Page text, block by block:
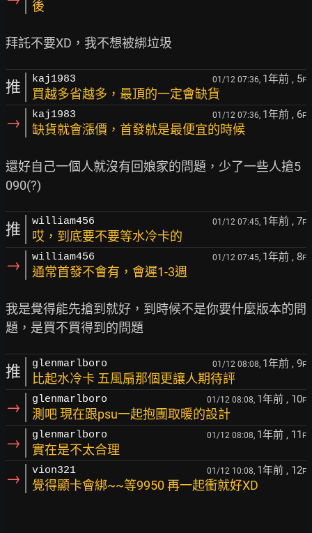
後
推 kaj1983 01/12 07:36, 1年前 , 5F
買越多省越多，最頂的一定會缺貨
→ kaj1983 01/12 07:36, 1年前 , 6F
缺貨就會漲價，首發就是最便宜的時候
還好自己一個人就沒有回娘家的問題，少了一些人搶5
推 william456 01/12 07:45, 1年前 , 7F
哎，到底要不要等水冷卡的
→ william456 01/12 07:45, 1年前 , 8F
通常首發不會有，會遲1-3週
我是覺得能先搶到就好，到時候不是你要什麼版本的問
推 glenmarlboro 01/12 08:08, 1年前 , 9F
比起水冷卡 五風扇那個更讓人期待評
→ glenmarlboro 01/12 08:08, 1年前 , 10F
測吧 現在跟psu一起抱團取暖的設計
→ glenmarlboro 01/12 08:08, 1年前 , 11 F
實在是不太合理
→ vion321 01/12 10:08, 1年前 , 12F
覺得顯卡會綁~~等9950 再一起衝就好XD